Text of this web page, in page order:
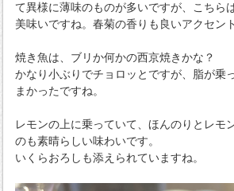
て異様に薄味のものが多いですが、こちら
美味いですね。春菊の香りも良いアクセン
焼き魚は、ブリか何かの西京焼きかな？
かなり小ぶりでチョロッとですが、脂が乗
まかったですね。
レモンの上に乗っていて、ほんのりとレモ
のも素晴らしい味わいです。
いくらおろしも添えられていますね。